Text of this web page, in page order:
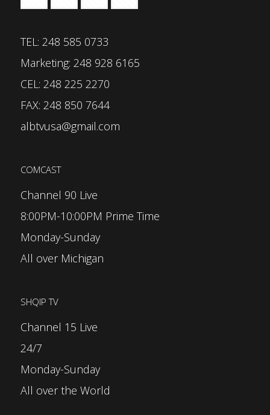
TEL: 248 585 0733
Marketing: 248 928 6165
CEL: 248 225 2270
FAX: 248 850 7644
albtvusa@gmail.com
COMCAST
Channel 90 Live
8:00PM-10:00PM Prime Time
Monday-Sunday
All over Michigan
SHQIP TV
Channel 15 Live
24/7
Monday-Sunday
All over the World